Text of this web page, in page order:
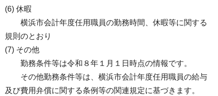
(6) 休暇
横浜市会計年度任用職員の勤務時間、休暇等に関する
規則のとおり
(7) その他
勤務条件等は令和８年１月１日時点の情報です。
その他勤務条件等は、横浜市会計年度任用職員の給与
及び費用弁償に関する条例等の関連規定に基づきます。